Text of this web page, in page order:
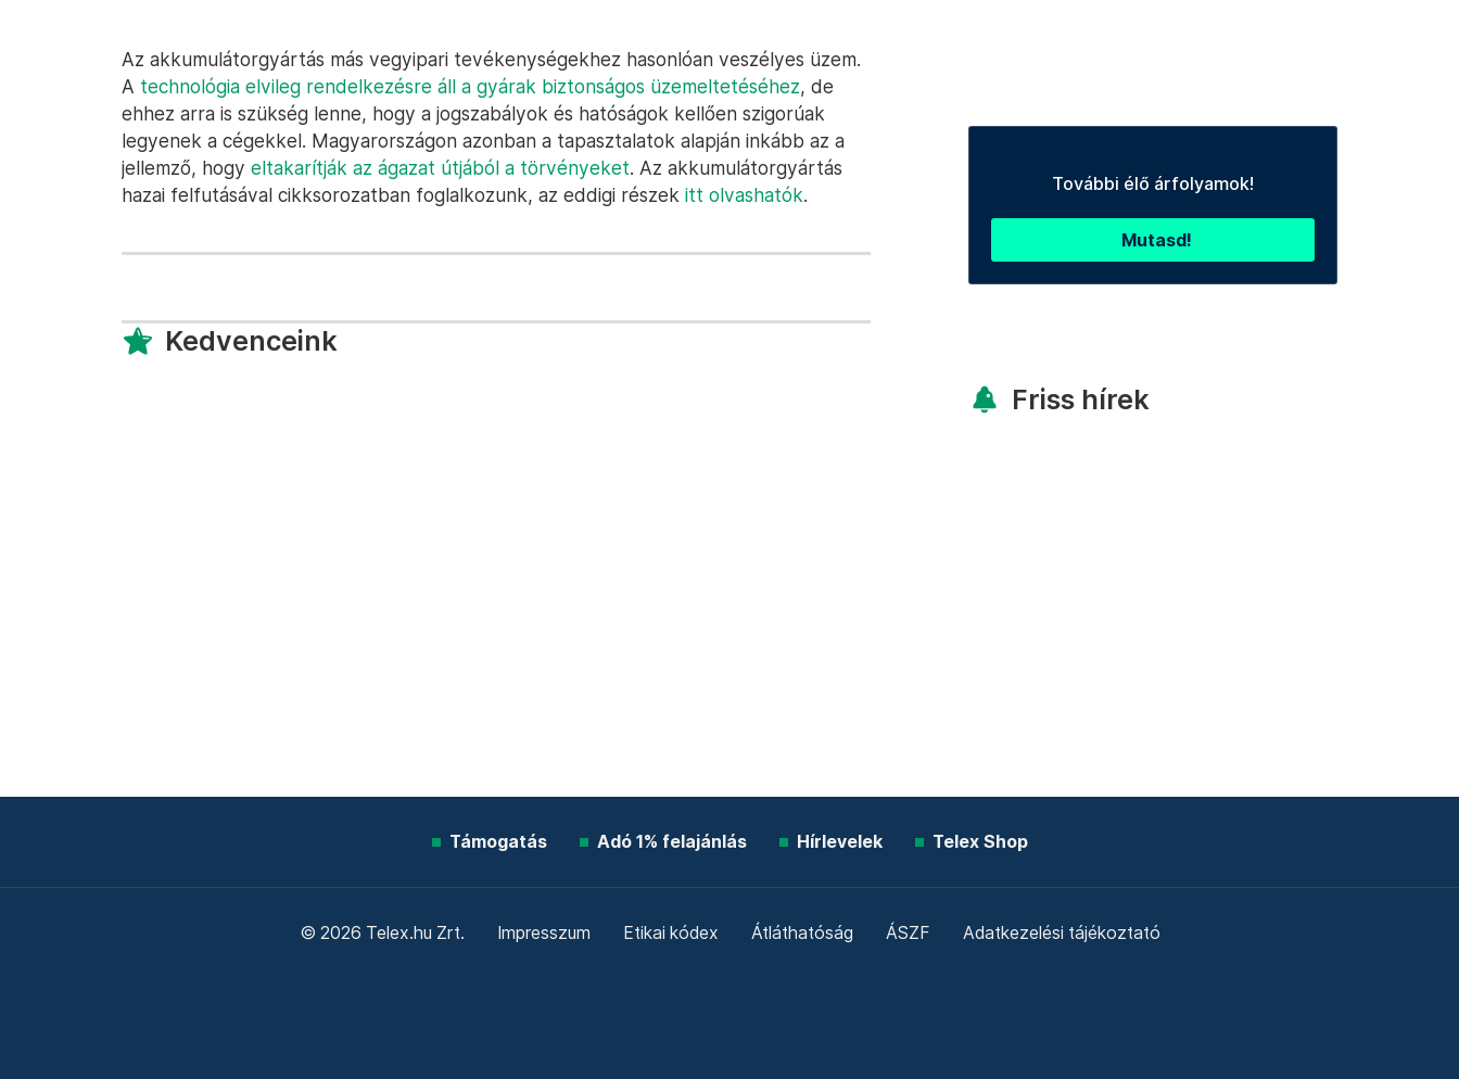
Az akkumulátorgyártás más vegyipari tevékenységekhez hasonlóan veszélyes üzem.
A technológia elvileg rendelkezésre áll a gyárak biztonságos üzemeltetéséhez, de
ehhez arra is szükség lenne, hogy a jogszabályok és hatóságok kellően szigorúak
legyenek a cégekkel. Magyarországon azonban a tapasztalatok alapján inkább az a
jellemző, hogy eltakarítják az ágazat útjából a törvényeket. Az akkumulátorgyártás
hazai felfutásával cikksorozatban foglalkozunk, az eddigi részek itt olvashatók.
Kedvenceink
További élő árfolyamok!
Mutasd!
Friss hírek
Támogatás Adó 1% felajánlás Hírlevelek Telex Shop
© 2026 Telex.hu Zrt. Impresszum Etikai kódex Átláthatóság ÁSZF Adatkezelési tájékoztató